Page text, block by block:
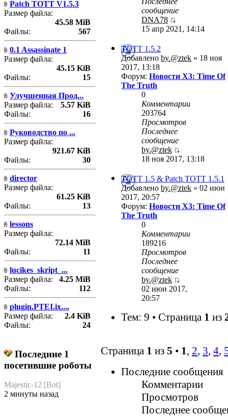
Patch TOTT V1.5.3
Размер файла:
45.58 MiB
Файлы:
567
0.1 Assassinate 1
Размер файла:
45.15 KiB
Файлы:
15
Улучшенная Прод...
Размер файла:
5.57 KiB
Файлы:
16
Руководство по ...
Размер файла:
921.67 KiB
Файлы:
30
director
Размер файла:
61.25 KiB
Файлы:
13
lessons
Размер файла:
72.14 MiB
Файлы:
11
lucikes_skript_...
Размер файла:
4.25 MiB
Файлы:
112
plugin.PTEI.ix....
Размер файла:
2.4 KiB
Файлы:
24
Последние 1
посетившие роботы
Majestic-12 [Bot]
2 минуты назад
сообщение
DNA78
15 апр 2021, 14:14
TOTT 1.5.2
Добавлено by.@ztek » 18 ноя
2017, 13:18
Форум: Новости X3: Time Of
The Truth
0
Комментарии
203764
Просмотров
Последнее
сообщение
by.@ztek
18 ноя 2017, 13:18
TOTT 1.5 & Patch TOTT 1.5.1
Добавлено by.@ztek » 02 июн
2017, 20:57
Форум: Новости X3: Time Of
The Truth
0
Комментарии
189216
Просмотров
Последнее
сообщение
by.@ztek
02 июн 2017,
20:57
Тем: 9 • Страница 1 из
Страница 1 из 5 • 1, 2, 3, 4,
Последние сообщения
Комментарии
Просмотров
Последнее